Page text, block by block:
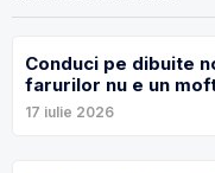
Conduci pe dibuite
farurilor nu e un
17 iulie 2026